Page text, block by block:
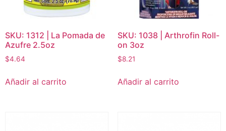
SKU: 1312 | La Pomada de
Azufre 2.5oz
$4.64
Añadir al carrito
SKU: 1038 | Arthrofin Roll-
on 3oz
$8.21
Añadir al carrito